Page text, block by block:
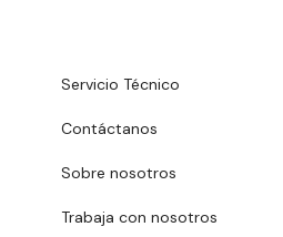
Servicio Técnico
Contáctanos
Sobre nosotros
Trabaja con nosotros